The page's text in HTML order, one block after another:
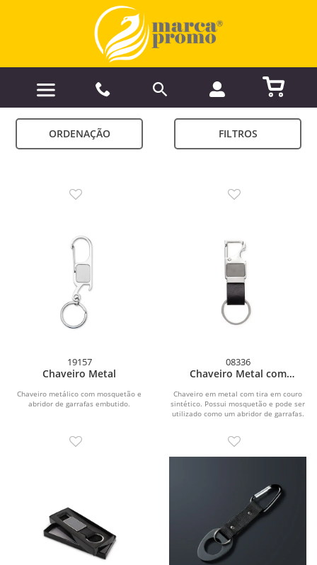
ORDENAÇÃO FILTROS
19157
Chaveiro Metal
Chaveiro metálico com mosquetão e
abridor de garrafas embutido.
08336
Chaveiro Metal com
Chaveiro em metal com tira em couro
sintético. Possui mosquetão e pode ser
utilizado como um abridor de garrafas.